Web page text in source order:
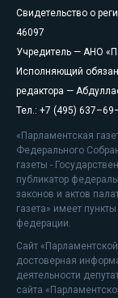
Свидетельство о
46097
Учредитель — АНО
Исполняющий
редактора —
Тел.: +7 (495)
«Парламентская
Федерального
газеты -
публикатор
законов и актов
газета» имеет
федерации.
Сайт
достоверная
деятельности
сайта